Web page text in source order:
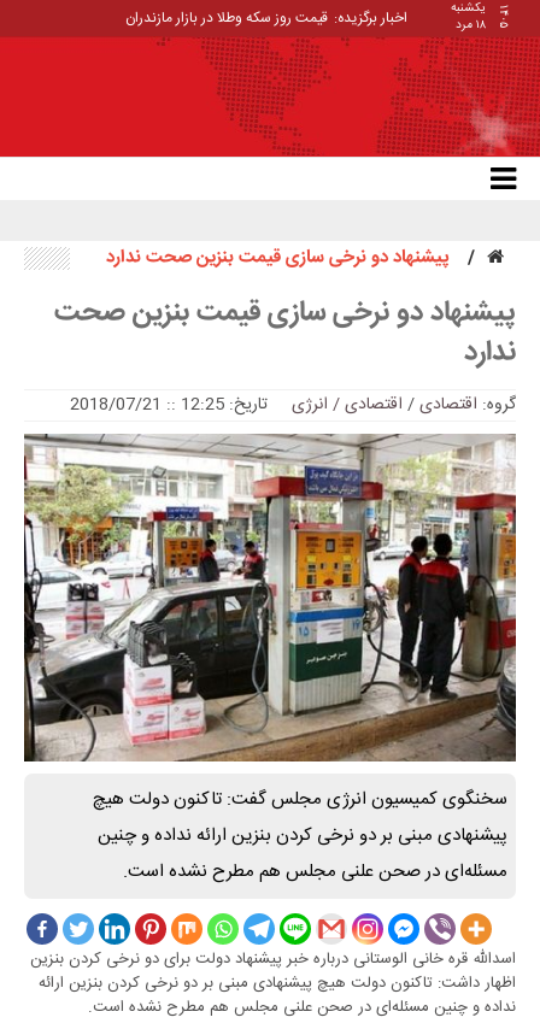
۱۴۰۵
یکشنبه
۱۸ مرد
اخبار برگزیده: قیمت روز سکه وطلا در بازار مازندران
پیشنهاد دو نرخی سازی قیمت بنزین صحت ندارد
پیشنهاد دو نرخی سازی قیمت بنزین صحت
ندارد
گروه: اقتصادی/ اقتصادی / انرژی تاریخ: 12:25 :: 2018/07/21
سخنگوی کمیسیون انرژی مجلس گفت: تاکنون دولت هیچ
پیشنهادی مبنی بر دو نرخی کردن بنزین ارائه نداده و چنین
مسئله‌ای در صحن علنی مجلس هم مطرح نشده است.
اسدالله قره خانی الوستانی درباره خبر پیشنهاد دولت برای دو نرخی کردن بنزین
اظهار داشت: تاکنون دولت هیچ پیشنهادی مبنی بر دو نرخی کردن بنزین ارائه
نداده و چنین مسئله‌ای در صحن علنی مجلس هم مطرح نشده است.